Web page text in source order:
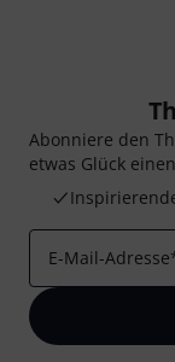
Abonniere den
etwas Glück
E-Mail-Adresse